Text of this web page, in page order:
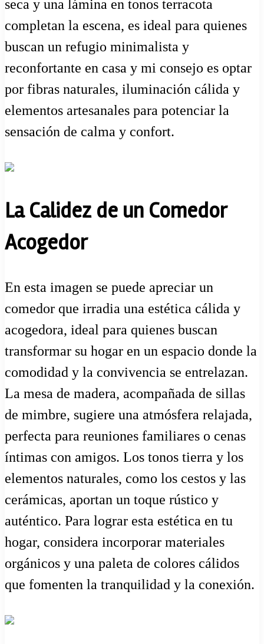
seca y una lámina en tonos terracota
completan la escena, es ideal para quienes
buscan un refugio minimalista y
reconfortante en casa y mi consejo es optar
por fibras naturales, iluminación cálida y
elementos artesanales para potenciar la
sensación de calma y confort.
La Calidez de un Comedor
Acogedor
En esta imagen se puede apreciar un
comedor que irradia una estética cálida y
acogedora, ideal para quienes buscan
transformar su hogar en un espacio donde la
comodidad y la convivencia se entrelazan.
La mesa de madera, acompañada de sillas
de mimbre, sugiere una atmósfera relajada,
perfecta para reuniones familiares o cenas
íntimas con amigos. Los tonos tierra y los
elementos naturales, como los cestos y las
cerámicas, aportan un toque rústico y
auténtico. Para lograr esta estética en tu
hogar, considera incorporar materiales
orgánicos y una paleta de colores cálidos
que fomenten la tranquilidad y la conexión.